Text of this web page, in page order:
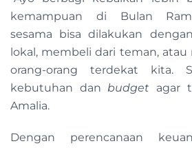
kemampuan di Bulan
sesama bisa dilakukan
lokal, membeli dari teman,
orang-orang terdekat kita.
kebutuhan danbudget agar
Amalia.
Dengan perencanaan